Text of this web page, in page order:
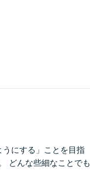
うにする」ことを目指
どんな些細なことでも